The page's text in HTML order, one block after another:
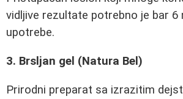
vidljive rezultate potrebno je bar 6
upotrebe.
3. Brsljan gel (Natura Bel)
Prirodni preparat sa izrazitim